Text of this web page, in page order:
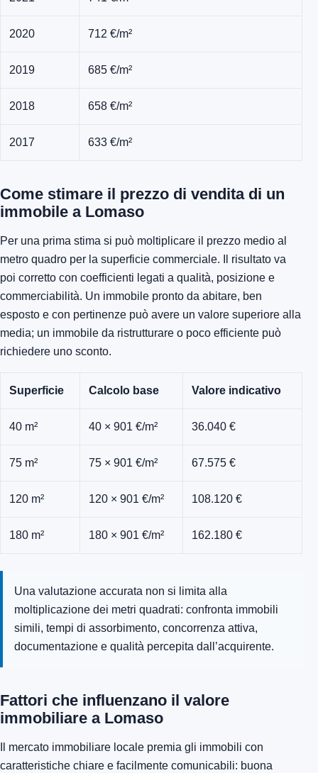
2020 712 €/m²
2019 685 €/m²
2018 658 €/m²
2017 633 €/m²
Come stimare il prezzo di vendita di un
immobile a Lomaso
Per una prima stima si può moltiplicare il prezzo medio al
metro quadro per la superficie commerciale. Il risultato va
poi corretto con coefficienti legati a qualità, posizione e
commerciabilità. Un immobile pronto da abitare, ben
esposto e con pertinenze può avere un valore superiore alla
media; un immobile da ristrutturare o poco efficiente può
richiedere uno sconto.
Superficie Calcolo base Valore indicativo
40 m² 40 × 901 €/m² 36.040 €
75 m² 75 × 901 €/m² 67.575 €
120 m² 120 × 901 €/m² 108.120 €
180 m² 180 × 901 €/m² 162.180 €
Una valutazione accurata non si limita alla
moltiplicazione dei metri quadrati: confronta immobili
simili, tempi di assorbimento, concorrenza attiva,
documentazione e qualità percepita dall’acquirente.
Fattori che influenzano il valore
immobiliare a Lomaso
Il mercato immobiliare locale premia gli immobili con
caratteristiche chiare e facilmente comunicabili: buona